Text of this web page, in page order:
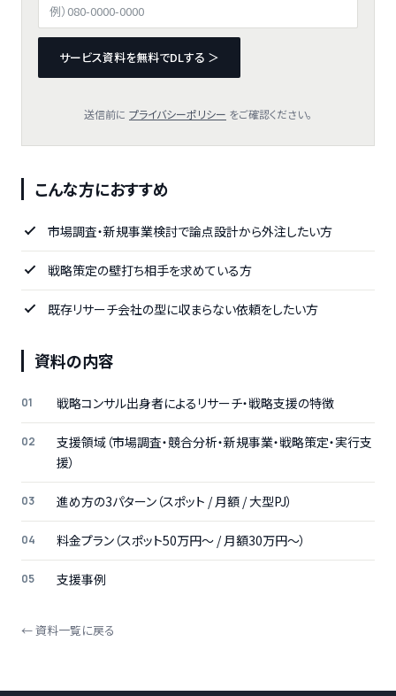
サービス資料を無料でDLする ＞
送信前に プライバシーポリシー をご確認ください。
こんな方におすすめ
市場調査・新規事業検討で論点設計から外注したい方
戦略策定の壁打ち相手を求めている方
既存リサーチ会社の型に収まらない依頼をしたい方
資料の内容
戦略コンサル出身者によるリサーチ・戦略支援の特徴
支援領域（市場調査・競合分析・新規事業・戦略策定・実行支
援）
進め方の3パターン（スポット / 月額 / 大型PJ）
料金プラン（スポット50万円〜 / 月額30万円〜）
支援事例
← 資料一覧に戻る